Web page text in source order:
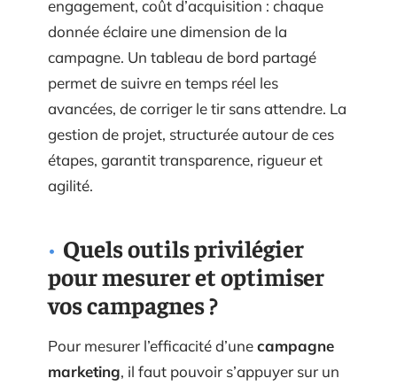
engagement, coût d’acquisition : chaque
donnée éclaire une dimension de la
campagne. Un tableau de bord partagé
permet de suivre en temps réel les
avancées, de corriger le tir sans attendre. La
gestion de projet, structurée autour de ces
étapes, garantit transparence, rigueur et
agilité.
Quels outils privilégier
pour mesurer et optimiser
vos campagnes ?
Pour mesurer l’efficacité d’unecampagne
marketing, il faut pouvoir s’appuyer sur un